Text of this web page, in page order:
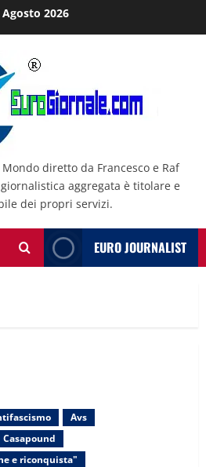
Agosto 2026
diretto da Francesco e Raf
aggregata è titolare e
dei propri servizi.
EURO JOURNALIST
Avs
Casapound
e riconquista"